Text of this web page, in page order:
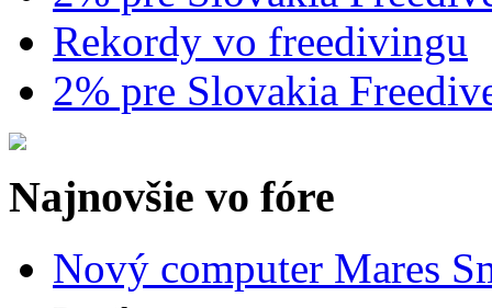
Rekordy vo freedivingu
2% pre Slovakia
Najnovšie vo fóre
Nový computer Mares